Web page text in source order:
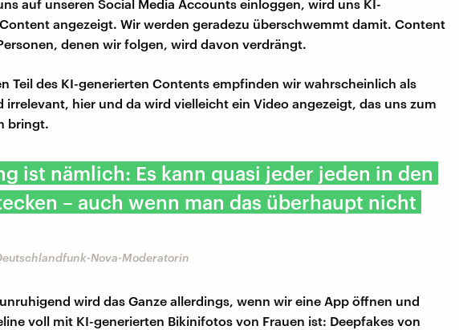
auf unseren Social Media Accounts einloggen, wird uns KI-
angezeigt. Wir werden geradezu überschwemmt damit. Content
denen wir folgen, wird davon verdrängt.
Teil des KI-generierten Contents empfinden wir wahrscheinlich als
irrelevant, hier und da wird vielleicht ein Video angezeigt, das uns zum
bringt.
ist nämlich: Es kann quasi jeder jeden in den
– auch wenn man das überhaupt nicht
Nova-Moderatorin
wird das Ganze allerdings, wenn wir eine App öffnen und
voll mit KI-generierten Bikinifotos von Frauen ist: Deepfakes von